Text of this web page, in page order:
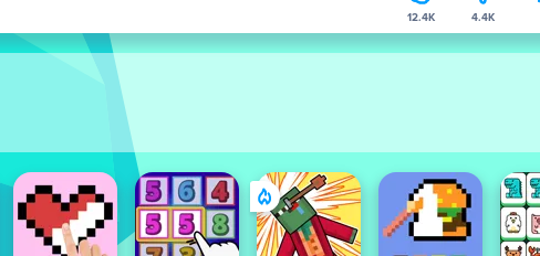
12.4K 4.4K